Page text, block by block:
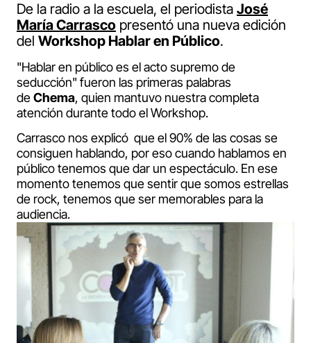
De la radio a la escuela, el periodista José
María Carrasco presentó una nueva edición
del Workshop Hablar en Público.
"Hablar en público es el acto supremo de
seducción" fueron las primeras palabras
deChema, quien mantuvo nuestra completa
atención durante todo el Workshop.
Carrasco nos explicó que el 90% de las cosas se
consiguen hablando, por eso cuando hablamos en
público tenemos que dar un espectáculo. En ese
momento tenemos que sentir que somos estrellas
de rock, tenemos que ser memorables para la
audiencia.